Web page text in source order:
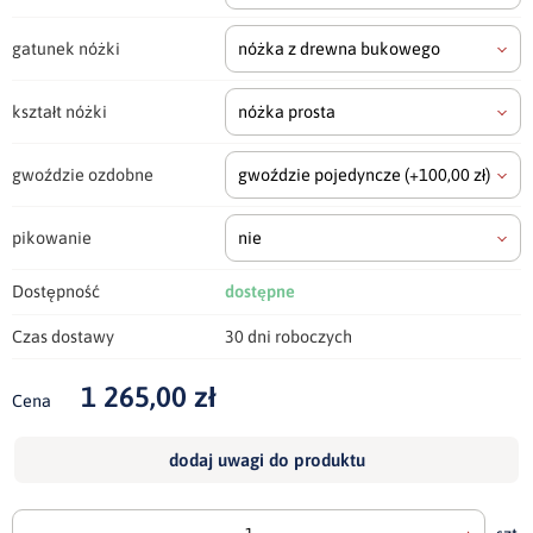
gatunek nóżki nóżka z drewna bukowego
kształt nóżki nóżka prosta
gwoździe ozdobne gwoździe pojedyncze (+100,00 zł)
pikowanie nie
Dostępność dostępne
Czas dostawy 30 dni roboczych
Cena 1 265,00 zł
dodaj uwagi do produktu